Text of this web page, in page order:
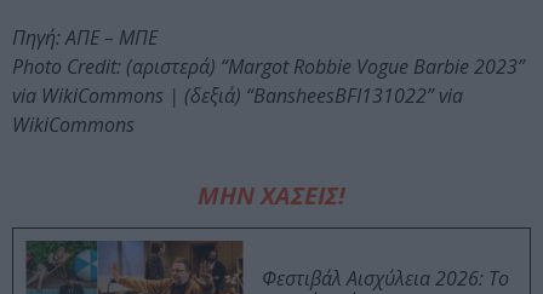
Πηγή: ΑΠΕ – ΜΠΕ
Photo Credit: (αριστερά) “Margot Robbie Vogue Barbie 2023”
via WikiCommons | (δεξιά) “BansheesBFI131022” via
WikiCommons
ΜΗΝ ΧΑΣΕΙΣ!
Φεστιβάλ Αισχύλεια 2026: Το